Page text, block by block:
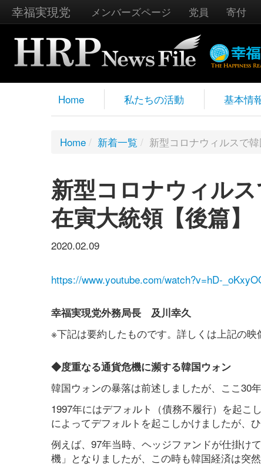
幸福実現党 メンバーズページ 党員 寄付
Home 私たちの活動 基本情
Home / 新着一覧 / 新型コロナウィルスで
新型コロナウィル
在寅大統領【後篇】
2020.02.09
https://www.youtube.com/watch?v=hD-
幸福実現党外務局長 及川幸久
※下記は要約したものです。詳しくは上記の映
◆度重なる通貨危機に瀕する韓国ウォン
韓国ウォンの暴落は前述しましたが、ここ30
1997年にはデフォルト（債務不履行）を起こ
によってデフォルトを起こしかけましたが、
例えば、97年当時、ヘッジファンドが仕掛け
機」となりましたが、この時も韓国経済は突